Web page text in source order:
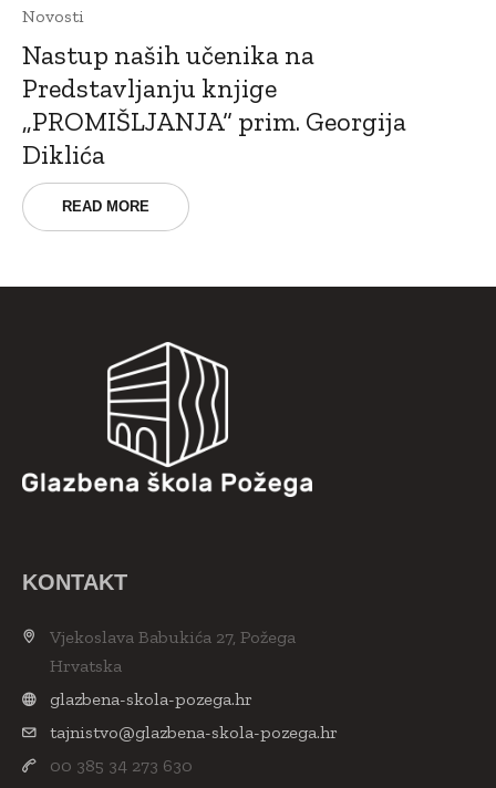
Novosti
Nastup naših učenika na
Predstavljanju knjige
„PROMIŠLJANJA“ prim. Georgija
Diklića
READ MORE
KONTAKT
Vjekoslava Babukića 27, Požega
Hrvatska
glazbena-skola-pozega.hr
tajnistvo@glazbena-skola-pozega.hr
00 385 34 273 630